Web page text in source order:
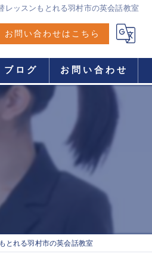
レッスンもとれる羽村市の英会話教室
お問い合わせはこちら
ブログ お問い合わせ
とれる羽村市の英会話教室